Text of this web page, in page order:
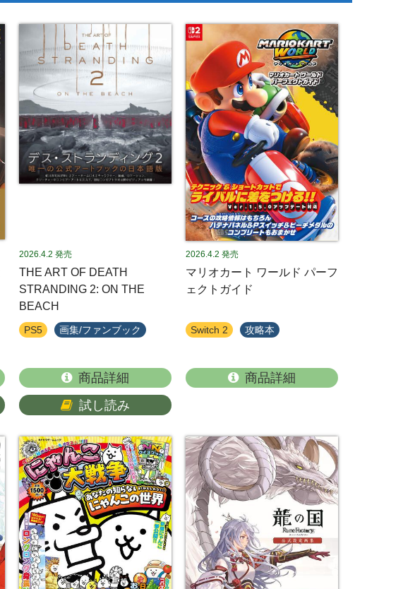
2026.4.2 発売
THE ART OF DEATH
STRANDING 2: ON THE
BEACH
PS5 画集/ファンブック
商品詳細
試し読み
2026.4.2 発売
マリオカート ワールド パーフ
ェクトガイド
Switch 2 攻略本
商品詳細